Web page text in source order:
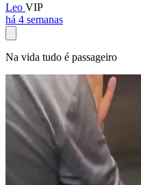
Leo VIP
há 4 semanas
Na vida tudo é passageiro